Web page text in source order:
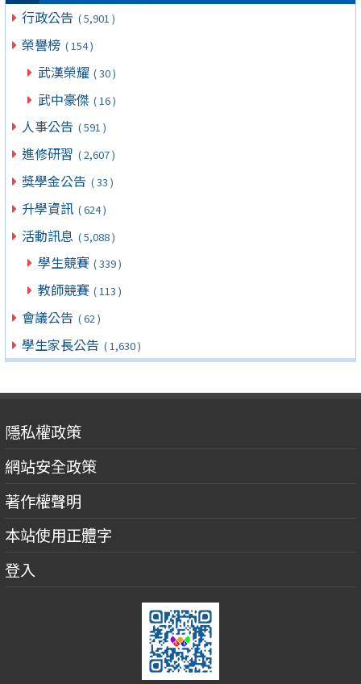
行政公告 ( 5,901 )
榮譽榜 ( 154 )
武漢榮耀 ( 30 )
武中豪傑 ( 16 )
人事公告 ( 591 )
進修研習 ( 2,607 )
獎學金公告 ( 33 )
升學資訊 ( 624 )
活動訊息 ( 5,088 )
學生競賽 ( 339 )
教師競賽 ( 113 )
會議公告 ( 62 )
學生家長公告 ( 1,630 )
隱私權政策
網站安全政策
著作權聲明
本站使用正體字
登入